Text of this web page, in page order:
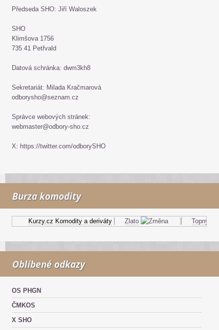
Předseda SHO: Jiří Waloszek
SHO
Klimšova 1756
735 41 Petřvald
Datová schránka: dwm3kh8
Sekretariát: Milada Kračmarová
odborysho@seznam.cz
Správce webových stránek:
webmaster@odbory-sho.cz
X: https://twitter.com/odborySHO
Burza komodity
Kurzy.cz Komodity a deriváty Zlato Topný olej
Oblíbené odkazy
OS PHGN
ČMKOS
X SHO